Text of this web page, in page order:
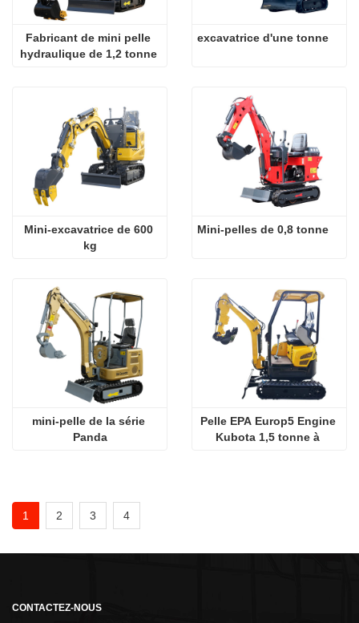
Fabricant de mini pelle
hydraulique de 1,2 tonne
excavatrice d'une tonne
Mini-excavatrice de 600
kg
Mini-pelles de 0,8 tonne
mini-pelle de la série
Panda
Pelle EPA Europ5 Engine
Kubota 1,5 tonne à
1 2 3 4
CONTACTEZ-NOUS